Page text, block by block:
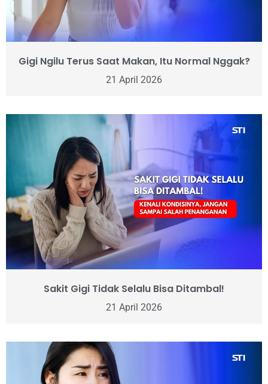
Gigi Ngilu Terus Saat Makan, Itu Normal Nggak?
21 April 2026
Sakit Gigi Tidak Selalu Bisa Ditambal!
21 April 2026